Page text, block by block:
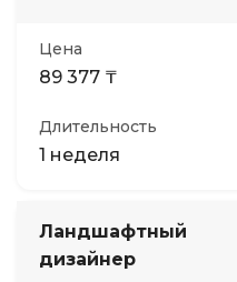
Цена
89 377 ₸
Длительность
1 неделя
Ландшафтный
дизайнер
ДПО
Детям